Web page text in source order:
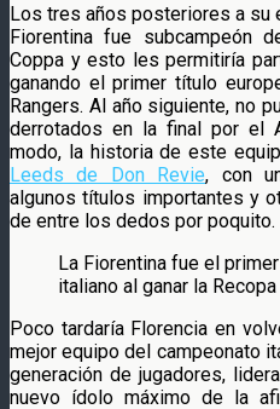
Los tres años posteriores a su
Fiorentina fue subcampeón
Coppa y esto les permitiría
ganando el primer título
Rangers. Al año siguiente, no
derrotados en la final por el
modo, la historia de este
Leeds de Don Revie, con
algunos títulos importantes y
de entre los dedos por poquito.
La Fiorentina fue el
italiano al ganar la
Poco tardaría Florencia en
mejor equipo del campeonato
generación de jugadores,
nuevo ídolo máximo de la